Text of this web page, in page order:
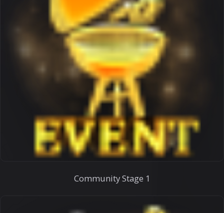
Community Stage 1